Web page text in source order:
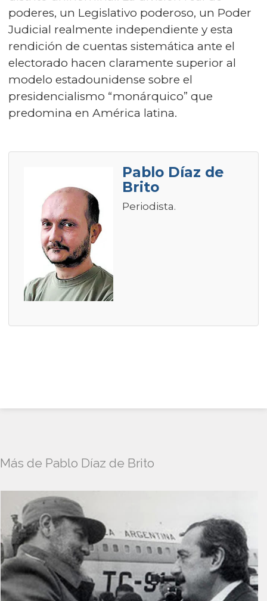
poderes, un Legislativo poderoso, un Poder
Judicial realmente independiente y esta
rendición de cuentas sistemática ante el
electorado hacen claramente superior al
modelo estadounidense sobre el
presidencialismo “monárquico” que
predomina en América latina.
Pablo Díaz de
Brito
Periodista.
Más de Pablo Díaz de Brito